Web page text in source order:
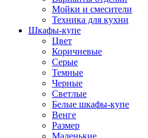
Мойки и смесители
Техника для кухни
Шкафы-купе
Цвет
Коричневые
Серые
Темные
Черные
Светлые
Белые шкафы-купе
Венге
Размер
Маленькие